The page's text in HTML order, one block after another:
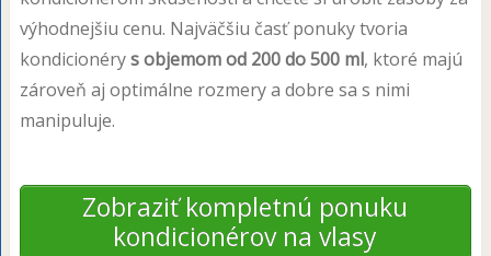
výhodnejšiu cenu. Najväčšiu časť ponuky tvoria
kondicionérys objemom od 200 do 500 ml, ktoré majú
zároveň aj optimálne rozmery a dobre sa s nimi
manipuluje.
Zobraziť kompletnú ponuku
kondicionérov na vlasy